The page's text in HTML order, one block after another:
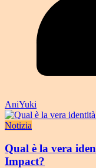
AniYuki
Notizia
Qual è la vera
Impact?